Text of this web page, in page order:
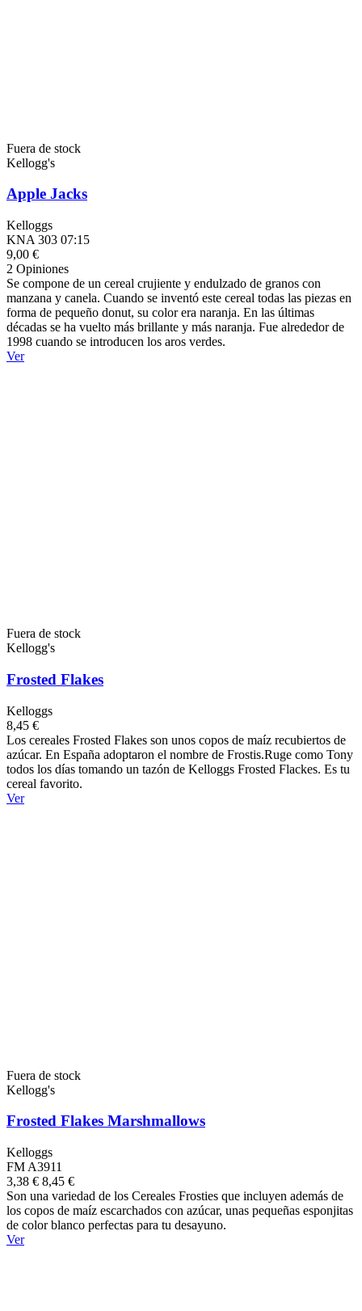
Fuera de stock
Kellogg's
Apple Jacks
Kelloggs
KNA 303 07:15
9,00 €
2 Opiniones
Se compone de un cereal crujiente y endulzado de granos con
manzana y canela. Cuando se inventó este cereal todas las piezas en
forma de pequeño donut, su color era naranja. En las últimas
décadas se ha vuelto más brillante y más naranja. Fue alrededor de
1998 cuando se introducen los aros verdes.
Ver
Fuera de stock
Kellogg's
Frosted Flakes
Kelloggs
8,45 €
Los cereales Frosted Flakes son unos copos de maíz recubiertos de
azúcar. En España adoptaron el nombre de Frostis.Ruge como Tony
todos los días tomando un tazón de Kelloggs Frosted Flackes. Es tu
cereal favorito.
Ver
Fuera de stock
Kellogg's
Frosted Flakes Marshmallows
Kelloggs
FM A3911
3,38 € 8,45 €
Son una variedad de los Cereales Frosties que incluyen además de
los copos de maíz escarchados con azúcar, unas pequeñas esponjitas
de color blanco perfectas para tu desayuno.
Ver